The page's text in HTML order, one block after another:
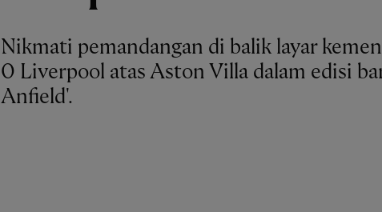
Nikmati pemandangan di balik layar
0 Liverpool atas Aston Villa dalam edisi
Anfield'.